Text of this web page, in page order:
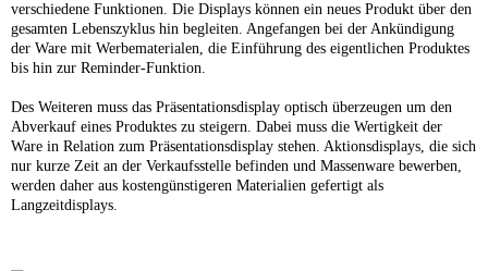
verschiedene Funktionen. Die Displays können ein neues Produkt über den
gesamten Lebenszyklus hin begleiten. Angefangen bei der Ankündigung
der Ware mit Werbematerialen, die Einführung des eigentlichen Produktes
bis hin zur Reminder-Funktion.
Des Weiteren muss das Präsentationsdisplay optisch überzeugen um den
Abverkauf eines Produktes zu steigern. Dabei muss die Wertigkeit der
Ware in Relation zum Präsentationsdisplay stehen. Aktionsdisplays, die sich
nur kurze Zeit an der Verkaufsstelle befinden und Massenware bewerben,
werden daher aus kostengünstigeren Materialien gefertigt als
Langzeitdisplays.